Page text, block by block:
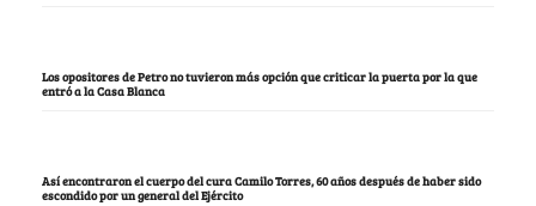
Los opositores de Petro no tuvieron más opción que criticar la puerta por la que
entró a la Casa Blanca
Así encontraron el cuerpo del cura Camilo Torres, 60 años después de haber sido
escondido por un general del Ejército